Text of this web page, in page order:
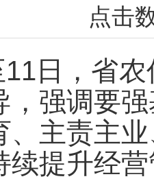
点击
日，省
，强调要
、主责主
续提升经